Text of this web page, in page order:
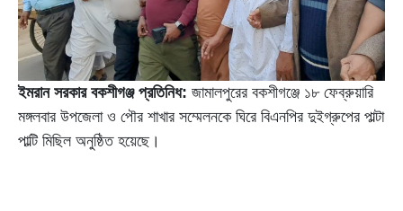
ইমরান সরকার বকশীগঞ্জ প্রতিনিধ: জামালপুরের বকশীগঞ্জে ১৮ ফেব্রুয়ারি
মঙ্গলবার উপজেলা ও পৌর শাখার সম্মেলনকে ঘিরে বিএনপির দুইগ্রুপের পাল্টা
পাল্টি মিছিল অনুষ্ঠিত হয়েছে।